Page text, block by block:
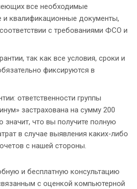
все необходимые
и квалификационные документы,
с требованиями ФСО и
так как все условия, сроки и
фиксируются в
ответственности группы
застрахована на сумму 200
значит, что вы получите полную
в случае выявления каких-либо
с нашей стороны.
и бесплатную консультацию
с оценкой компьютерной